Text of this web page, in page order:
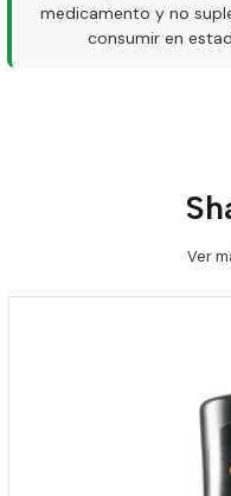
medicamento y no
consumir en
Ver